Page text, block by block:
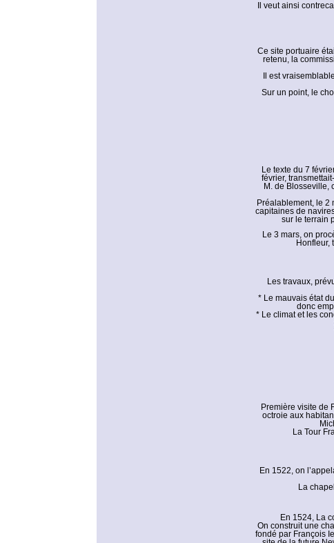
Il veut ainsi
Ce site portuaire
retenu, la
Il est
Sur un point, le
Le texte du 7
février,
M. de Blosseville,
Préalablement, le 2
capitaines de
sur le terrain
Le 3 mars, on
Honfleur,
Les travaux,
* Le mauvais état
donc
* Le climat et les
Première visite de
octroie aux
La Tour
En 1522, on
La
En 1524, La
On construit une
fondé par François